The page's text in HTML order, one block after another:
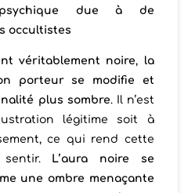
psychique due à de
occultistes
véritablement noire, la
porteur se modifie et
plus sombre. Il n’est
légitime soit à
ce qui rend cette
L’aura noire se
une ombre menaçante